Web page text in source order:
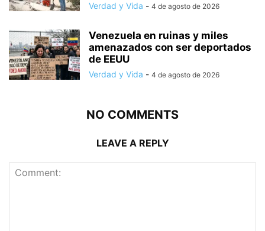
Verdad y Vida - 4 de agosto de 2026
Venezuela en ruinas y miles
amenazados con ser deportados
de EEUU
Verdad y Vida - 4 de agosto de 2026
NO COMMENTS
LEAVE A REPLY